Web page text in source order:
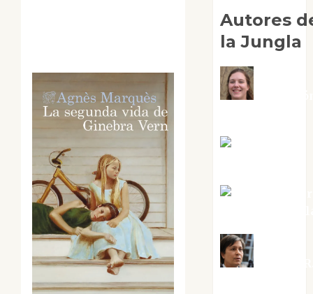
Autores
la Jungla